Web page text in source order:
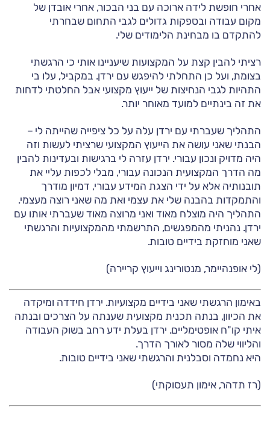
אחרי חופשת לידה ארוכה עם בני הבכור, אחרי אובדן של
מקום עבודה ובספקות גדולים לגבי התחום שבחרתי
להתקדם בו מבחינת הלימודים שלי.
רציתי להבין קצת על המקצועות שיעניינו אותי כי הרגשתי
בצומת, ועל כן התחלתי להיפגש עם ירדן. במקביל, עלו בי
התהיות לגבי הנחיצות של ייעוץ מקצועי אבל החלטתי לדחות
את זה בינתיים למועד מאוחר יותר.
התהליך שעברתי עם ירדן עלה על כל ציפייה שהייתה לי –
הבנתי שאני עושה את הייעוץ המקצועי שרציתי לעשות וזה
היה מדויק ונכון עבורי. ירדן עזרה לי ברגישות ובעדינות להבין
מה הדרך המקצועית הנכונה עבורי, מבלי לכפות עליי את
תובנותיה אלא על ידי הצגת המידע עבורי, דמיון מודרך
והתמקדות בהבנה שלי את עצמי ואת מה שאני רוצה מעצמי.
התהליך היה מוצלח מאוד ואני מרוצה מאוד שעברתי אותו עם
ירדן. נהניתי מהמפגשים, התרשמתי מהמקצועיות והרגשתי
שאני מוחזקת בידיים טובות.
(לי אופנהיימר, מנטורינג וייעוץ קריירה)
באימון הרגשתי שאני בידיים מקצועיות. ירדן חידדה ומיקדה
את הכיוון, בנתה תכנית מקצועית שענתה על הצרכים ובנתה
איתי קו"ח אופטימליים. ירדן בעלת ידע רחב בשוק העבודה
והליווי שלה מסור לאורך הדרך.
היא נחמדה וסבלנית והרגשתי שאני בידיים טובות.
(רז תדהר, אימון תעסוקתי)